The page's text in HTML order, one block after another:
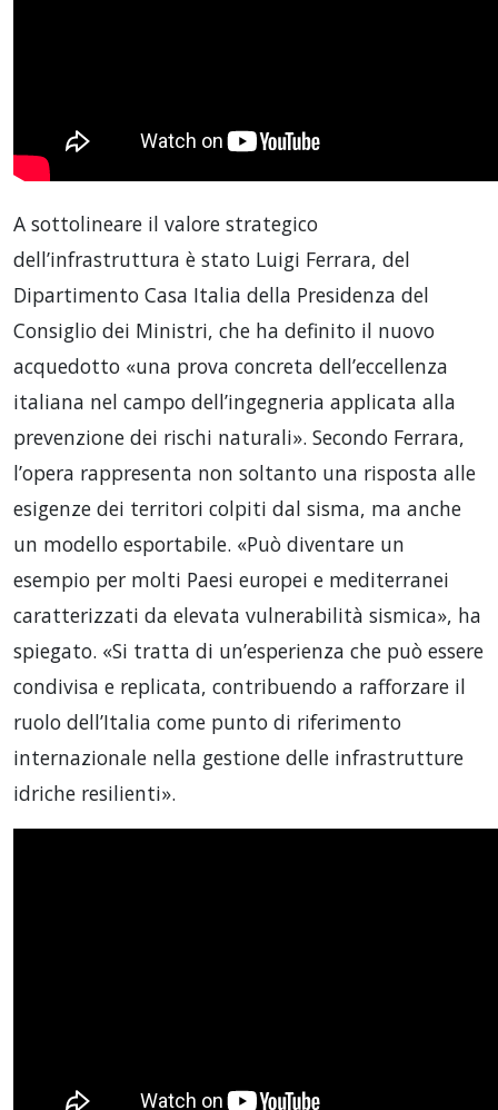
A sottolineare il valore strategico
dell’infrastruttura è stato Luigi Ferrara, del
Dipartimento Casa Italia della Presidenza del
Consiglio dei Ministri, che ha definito il nuovo
acquedotto «una prova concreta dell’eccellenza
italiana nel campo dell’ingegneria applicata alla
prevenzione dei rischi naturali». Secondo Ferrara,
l’opera rappresenta non soltanto una risposta alle
esigenze dei territori colpiti dal sisma, ma anche
un modello esportabile. «Può diventare un
esempio per molti Paesi europei e mediterranei
caratterizzati da elevata vulnerabilità sismica», ha
spiegato. «Si tratta di un’esperienza che può essere
condivisa e replicata, contribuendo a rafforzare il
ruolo dell’Italia come punto di riferimento
internazionale nella gestione delle infrastrutture
idriche resilienti».